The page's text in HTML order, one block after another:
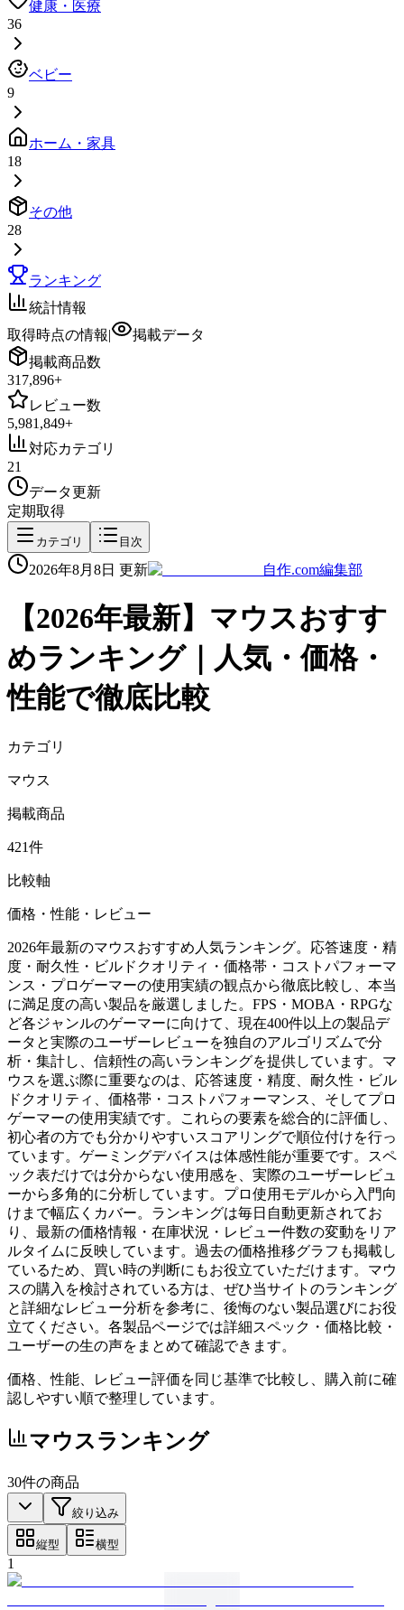
健康・医療
36
ベビー
9
ホーム・家具
18
その他
28
ランキング
統計情報
取得時点の情報|
掲載データ
掲載商品数
317,896+
レビュー数
5,981,849+
対応カテゴリ
21
データ更新
定期取得
カテゴリ 目次
2026年8月8日 更新 自作.com編集部
【2026年最新】 マウスおすす
めランキング｜人気・価格・
性能で徹底比較
カテゴリ
マウス
掲載商品
421件
比較軸
価格・性能・レビュー
2026年最新のマウスおすすめ人気ランキング。応答速度・精
度・耐久性・ビルドクオリティ・価格帯・コストパフォーマ
ンス・プロゲーマーの使用実績の観点から徹底比較し、本当
に満足度の高い製品を厳選しました。FPS・MOBA・RPGな
ど各ジャンルのゲーマーに向けて、現在400件以上の製品デ
ータと実際のユーザーレビューを独自のアルゴリズムで分
析・集計し、信頼性の高いランキングを提供しています。マ
ウスを選ぶ際に重要なのは、応答速度・精度、耐久性・ビル
ドクオリティ、価格帯・コストパフォーマンス、そしてプロ
ゲーマーの使用実績です。これらの要素を総合的に評価し、
初心者の方でも分かりやすいスコアリングで順位付けを行っ
ています。ゲーミングデバイスは体感性能が重要です。スペ
ック表だけでは分からない使用感を、実際のユーザーレビュ
ーから多角的に分析しています。プロ使用モデルから入門向
けまで幅広くカバー。ランキングは毎日自動更新されてお
り、最新の価格情報・在庫状況・レビュー件数の変動をリア
ルタイムに反映しています。過去の価格推移グラフも掲載し
ているため、買い時の判断にもお役立ていただけます。マウ
スの購入を検討されている方は、ぜひ当サイトのランキング
と詳細なレビュー分析を参考に、後悔のない製品選びにお役
立てください。各製品ページでは詳細スペック・価格比較・
ユーザーの生の声をまとめて確認できます。
価格、性能、レビュー評価を同じ基準で比較し、購入前に確
認しやすい順で整理しています。
マウスランキング
30件の商品
絞り込み
縦型 横型
1